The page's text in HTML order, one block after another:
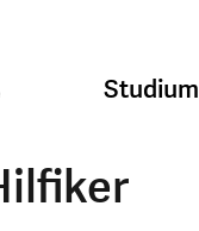
Studium